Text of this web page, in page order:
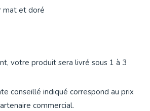
mat et doré
votre produit sera livré sous 1 à 3
conseillé indiqué correspond au prix
commercial.